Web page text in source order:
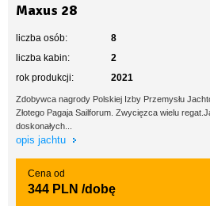
Maxus 28
liczba osób:
8
liczba kabin:
2
rok produkcji:
2021
Zdobywca nagrody Polskiej Izby Przemysłu
Złotego Pagaja Sailforum. Zwycięzca wielu
doskonałych...
opis jachtu
Cena od
344 PLN /dobę